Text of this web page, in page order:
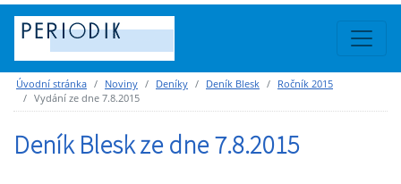
Úvodní stránka Noviny Deníky Deník Blesk
Ročník 2015
Vydání ze dne 7.8.2015
Deník Blesk ze dne 7.8.2015